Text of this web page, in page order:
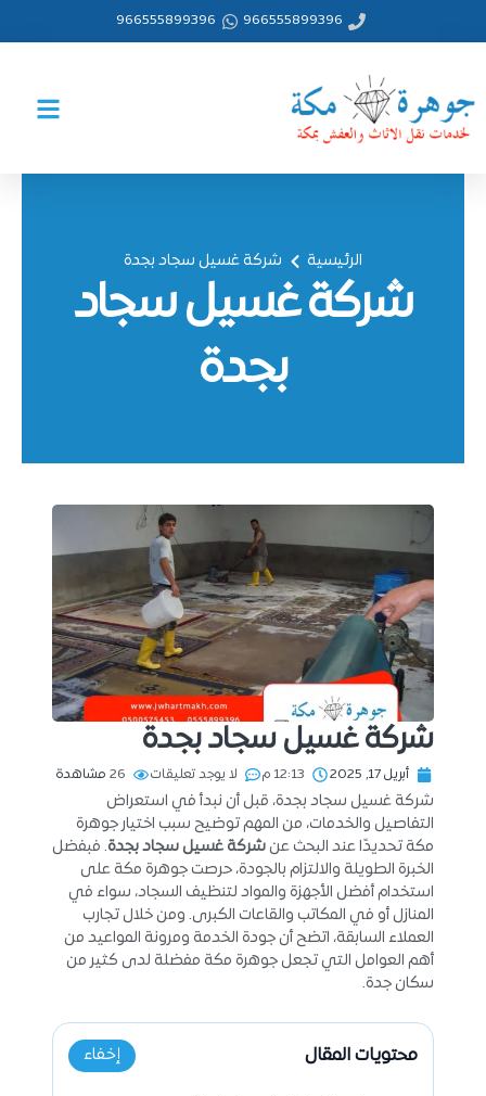
966555899396
966555899396
الرئيسية شركة غسيل سجاد بجدة
شركة غسيل سجاد
بجدة
شركة غسيل سجاد بجدة
أبريل 17, 2025 12:13 م لا يوجد تعليقات 26 مشاهدة
شركة غسيل سجاد بجدة، قبل أن نبدأ في استعراض
التفاصيل والخدمات، من المهم توضيح سبب اختيار جوهرة
مكة تحديدًا عند البحث عن شركة غسيل سجاد بجدة. فبفضل
الخبرة الطويلة والالتزام بالجودة، حرصت جوهرة مكة على
استخدام أفضل الأجهزة والمواد لتنظيف السجاد، سواء في
المنازل أو في المكاتب والقاعات الكبرى. ومن خلال تجارب
العملاء السابقة، اتضح أن جودة الخدمة ومرونة المواعيد من
أهم العوامل التي تجعل جوهرة مكة مفضلة لدى كثير من
سكان جدة.
محتويات المقال إخفاء